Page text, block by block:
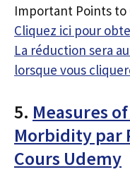
Important Points to
Cliquez ici pour
La réduction sera
lorsque vous
5. Measures
Morbidity par
Cours Udemy